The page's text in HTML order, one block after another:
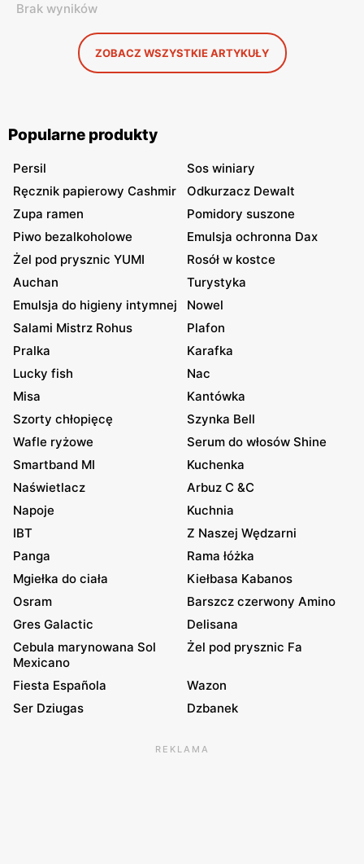
Brak wyników
ZOBACZ WSZYSTKIE ARTYKUŁY
Popularne produkty
Persil
Sos winiary
Ręcznik papierowy Cashmir
Odkurzacz Dewalt
Zupa ramen
Pomidory suszone
Piwo bezalkoholowe
Emulsja ochronna Dax
Żel pod prysznic YUMI
Rosół w kostce
Auchan
Turystyka
Emulsja do higieny intymnej
Nowel
Salami Mistrz Rohus
Plafon
Pralka
Karafka
Lucky fish
Nac
Misa
Kantówka
Szorty chłopięcę
Szynka Bell
Wafle ryżowe
Serum do włosów Shine
Smartband MI
Kuchenka
Naświetlacz
Arbuz C &C
Napoje
Kuchnia
IBT
Z Naszej Wędzarni
Panga
Rama łóżka
Mgiełka do ciała
Kiełbasa Kabanos
Osram
Barszcz czerwony Amino
Gres Galactic
Delisana
Cebula marynowana Sol
Mexicano
Żel pod prysznic Fa
Fiesta Española
Wazon
Ser Dziugas
Dzbanek
REKLAMA